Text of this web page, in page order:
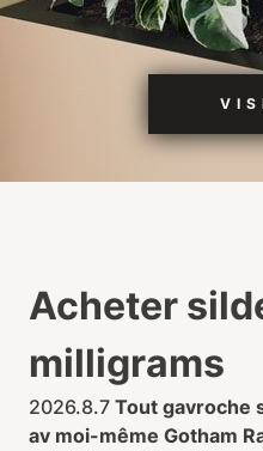
Acheter
milligrams
2026.8.7 Tout gavroche
av moi-même Gotham